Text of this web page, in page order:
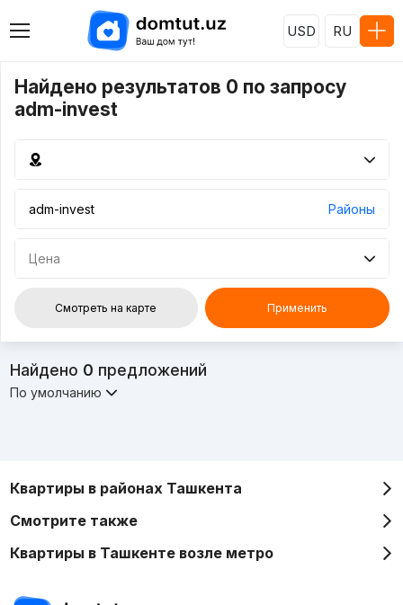
USD RU
Найдено результатов 0 по запросу
adm-invest
Районы
Цена
Смотреть на карте Применить
Найдено 0 предложений
По умолчанию
Квартиры в районах Ташкента
Смотрите также
Квартиры в Ташкенте возле метро